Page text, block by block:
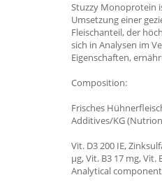
Stuzzy Monoprotein
Umsetzung einer
Fleischanteil, der
sich in Analysen im
Eigenschaften,
Composition:
Frisches
Additives/KG
Vit. D3 200 IE,
μg, Vit. B3 17 mg, Vit.
Analytical